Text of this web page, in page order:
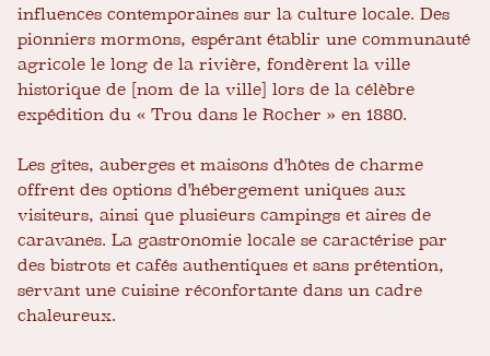
influences contemporaines sur la culture locale. Des
pionniers mormons, espérant établir une communauté
agricole le long de la rivière, fondèrent la ville
historique de [nom de la ville] lors de la célèbre
expédition du « Trou dans le Rocher » en 1880.
Les gîtes, auberges et maisons d'hôtes de charme
offrent des options d'hébergement uniques aux
visiteurs, ainsi que plusieurs campings et aires de
caravanes. La gastronomie locale se caractérise par
des bistrots et cafés authentiques et sans prétention,
servant une cuisine réconfortante dans un cadre
chaleureux.